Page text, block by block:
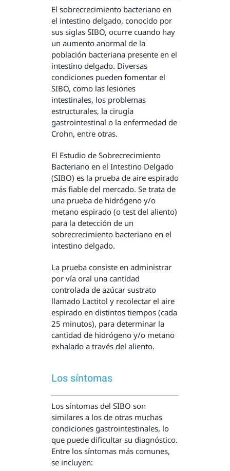
El sobrecrecimiento bacteriano en
el intestino delgado, conocido por
sus siglas SIBO, ocurre cuando hay
un aumento anormal de la
población bacteriana presente en el
intestino delgado. Diversas
condiciones pueden fomentar el
SIBO, como las lesiones
intestinales, los problemas
estructurales, la cirugía
gastrointestinal o la enfermedad de
Crohn, entre otras.
El Estudio de Sobrecrecimiento
Bacteriano en el Intestino Delgado
(SIBO) es la prueba de aire espirado
más fiable del mercado. Se trata de
una prueba de hidrógeno y/o
metano espirado (o test del aliento)
para la detección de un
sobrecrecimiento bacteriano en el
intestino delgado.
La prueba consiste en administrar
por vía oral una cantidad
controlada de azúcar sustrato
llamado Lactitol y recolectar el aire
espirado en distintos tiempos (cada
25 minutos), para determinar la
cantidad de hidrógeno y/o metano
exhalado a través del aliento.
Los síntomas
Los síntomas del SIBO son
similares a los de otras muchas
condiciones gastrointestinales, lo
que puede dificultar su diagnóstico.
Entre los síntomas más comunes,
se incluyen: